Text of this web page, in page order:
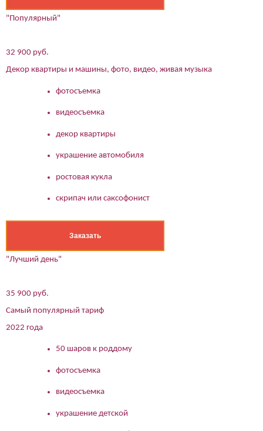
"Популярный"
32 900 руб.
Декор квартиры и машины, фото, видео, живая музыка
фотосъемка
видеосъемка
декор квартиры
украшение автомобиля
ростовая кукла
скрипач или саксофонист
Заказать
"Лучший день"
35 900 руб.
Самый популярный тариф
2022 года
50 шаров к роддому
фотосъемка
видеосъемка
украшение детской